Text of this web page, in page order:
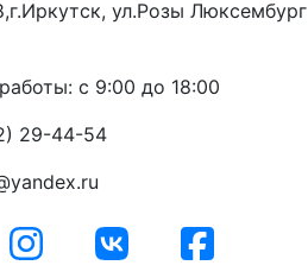
ул.Розы Люксембург
с 9:00 до 18:00
29-44-54